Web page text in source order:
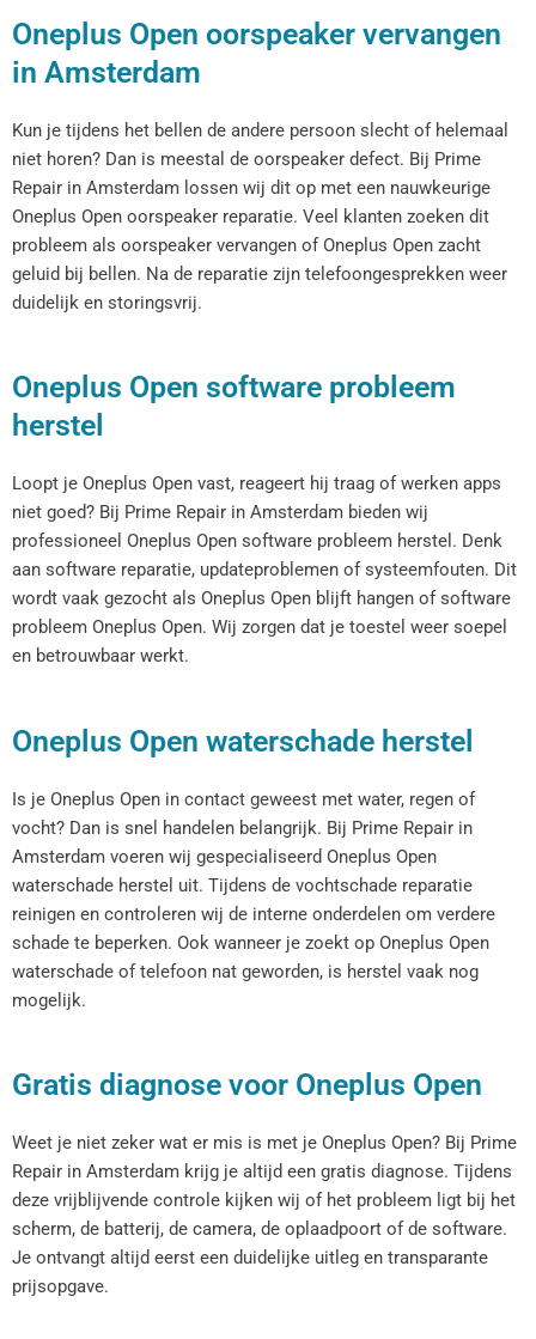
Oneplus Open oorspeaker vervangen
in Amsterdam
Kun je tijdens het bellen de andere persoon slecht of helemaal
niet horen? Dan is meestal de oorspeaker defect. Bij Prime
Repair in Amsterdam lossen wij dit op met een nauwkeurige
Oneplus Open oorspeaker reparatie. Veel klanten zoeken dit
probleem als oorspeaker vervangen of Oneplus Open zacht
geluid bij bellen. Na de reparatie zijn telefoongesprekken weer
duidelijk en storingsvrij.
Oneplus Open software probleem
herstel
Loopt je Oneplus Open vast, reageert hij traag of werken apps
niet goed? Bij Prime Repair in Amsterdam bieden wij
professioneel Oneplus Open software probleem herstel. Denk
aan software reparatie, updateproblemen of systeemfouten. Dit
wordt vaak gezocht als Oneplus Open blijft hangen of software
probleem Oneplus Open. Wij zorgen dat je toestel weer soepel
en betrouwbaar werkt.
Oneplus Open waterschade herstel
Is je Oneplus Open in contact geweest met water, regen of
vocht? Dan is snel handelen belangrijk. Bij Prime Repair in
Amsterdam voeren wij gespecialiseerd Oneplus Open
waterschade herstel uit. Tijdens de vochtschade reparatie
reinigen en controleren wij de interne onderdelen om verdere
schade te beperken. Ook wanneer je zoekt op Oneplus Open
waterschade of telefoon nat geworden, is herstel vaak nog
mogelijk.
Gratis diagnose voor Oneplus Open
Weet je niet zeker wat er mis is met je Oneplus Open? Bij Prime
Repair in Amsterdam krijg je altijd een gratis diagnose. Tijdens
deze vrijblijvende controle kijken wij of het probleem ligt bij het
scherm, de batterij, de camera, de oplaadpoort of de software.
Je ontvangt altijd eerst een duidelijke uitleg en transparante
prijsopgave.